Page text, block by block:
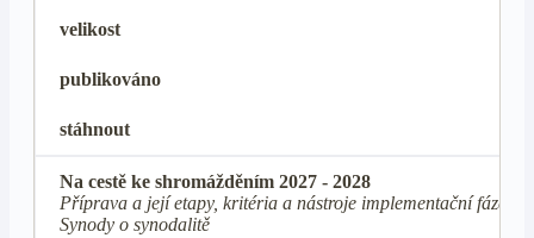
velikost
publikováno
stáhnout
Na cestě ke shromážděním 2027 - 2028
Příprava a její etapy, kritéria a nástroje implementační fáze
Synody o synodalitě